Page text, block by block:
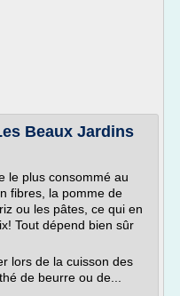
Beaux Jardins
le plus consommé au
fibres, la pomme de
ou les pâtes, ce qui en
Tout dépend bien sûr
lors de la cuisson des
de beurre ou de...